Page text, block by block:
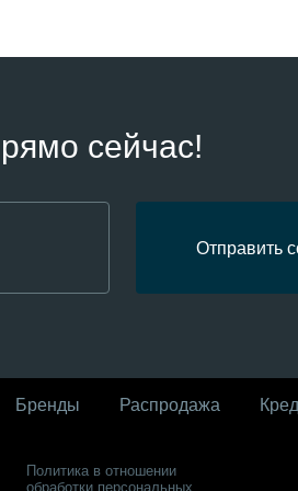
сейчас!
Отправить
Бренды Распродaжа
Политика в отношении
обработки персональных